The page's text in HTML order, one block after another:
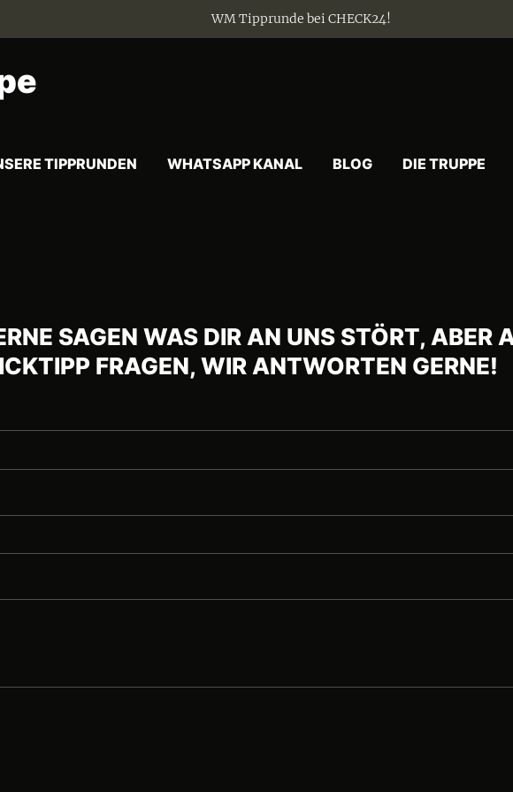
WM Tipprunde bei CHECK24!
TIPPRUNDEN WHATSAPP KANAL BLOG DIE TRUPPE
SAGEN WAS DIR AN UNS STÖRT, ABER
FRAGEN, WIR ANTWORTEN GERNE!